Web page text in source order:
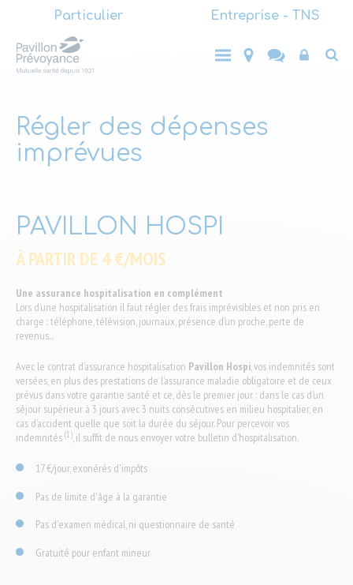
contenu
principal
Particulier Entreprise - TNS
Main
ParticulierEntreprise
- TNS
Top
Régler des dépenses
imprévues
PAVILLON HOSPI
À PARTIR DE 4 €/MOIS
Une assurance hospitalisation en complément
Lors d’une hospitalisation il faut régler des frais imprévisibles et non pris en
charge : téléphone, télévision, journaux, présence d’un proche, perte de
revenus...
Avec le contrat d’assurance hospitalisation Pavillon Hospi, vos indemnités sont
versées, en plus des prestations de l’assurance maladie obligatoire et de ceux
prévus dans votre garantie santé et ce, dès le premier jour : dans le cas d’un
séjour supérieur à 3 jours avec 3 nuits consécutives en milieu hospitalier, en
cas d’accident quelle que soit la durée du séjour. Pour percevoir vos
indemnités (1), il suffit de nous envoyer votre bulletin d’hospitalisation.
17 €/jour, exonérés d'impôts
Pas de limite d'âge à la garantie
Pas d'examen médical, ni questionnaire de santé
Gratuité pour enfant mineur